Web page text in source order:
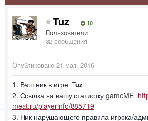
Tuz 10
Пользователи
32 сообщения
Опубликовано 21 мая, 2016
1. Ваш ник в игре Tuz
2. Ссылка на вашу статистку gameME
meat.ru/playerinfo/885719
3. Ник нарушающего правила игрока/